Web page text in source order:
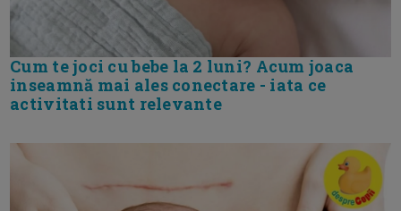
Cum te joci cu bebe la 2 luni? Acum joaca
inseamnă mai ales conectare - iata ce
activitati sunt relevante